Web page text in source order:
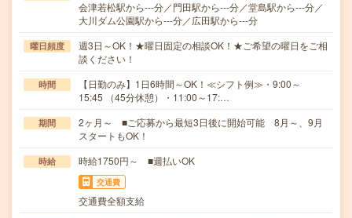
会津若松駅から---分／門田駅から---分／堂島駅から---分／
大川ダム公園駅から---分／広田駅から---分
曜日頻度
週3日～OK！★曜日固定の相談OK！★ご希望の曜日をご相
談ください！
時間
【日勤のみ】1日6時間～OK！≪シフト例≫・9:00～
15:45 （45分休憩）・11:00～17:…
期間
2ヶ月～ ■ご応募から最短3日後に開始可能 8月～、9月
スタートもOK！
時給 時給1750円～ ■週払いOK
交通費
交通費全額支給